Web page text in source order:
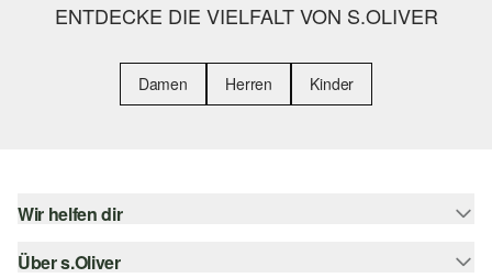
ENTDECKE DIE VIELFALT VON S.OLIVER
Damen Herren Kinder
Wir helfen dir
Hilfe & FAQ
Über s.Oliver